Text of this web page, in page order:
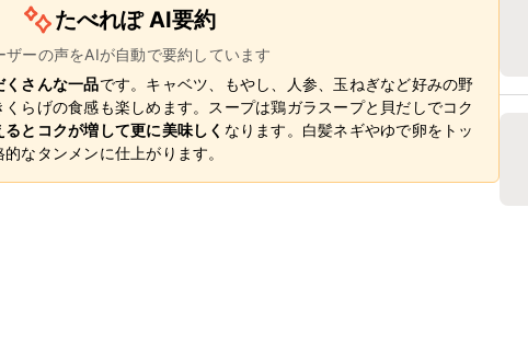
たべれぽ AI要約
ザーの声をAIが自動で要約しています
くさんな一品です。キャベツ、もやし、人参、玉ねぎなど好みの野
らげの食感も楽しめます。スープは鶏ガラスープと貝だしでコク
とコクが増して更に美味しく なります。白髪ネギやゆで卵をトッ
なタンメンに仕上がります。